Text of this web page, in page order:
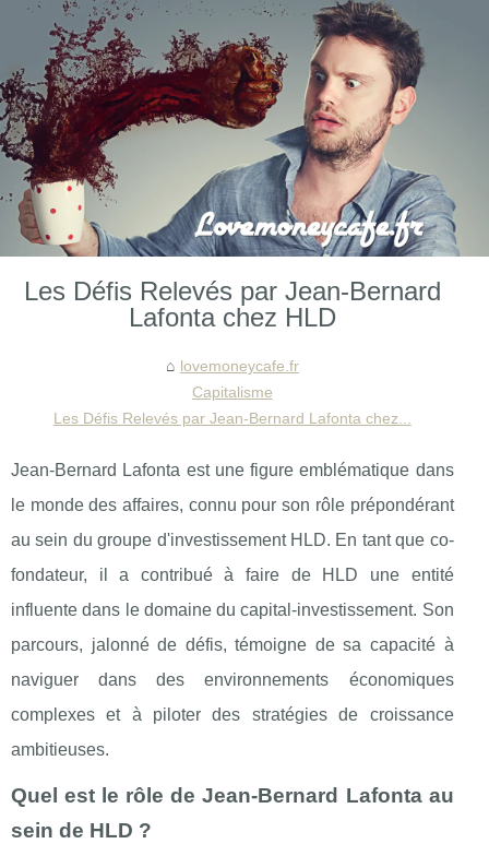
Les Défis Relevés par Jean-Bernard
Lafonta chez HLD
lovemoneycafe.fr
Capitalisme
Les Défis Relevés par Jean-Bernard Lafonta chez...
Jean-Bernard Lafonta est une figure emblématique dans
le monde des affaires, connu pour son rôle prépondérant
au sein du groupe d'investissement HLD. En tant que co-
fondateur, il a contribué à faire de HLD une entité
influente dans le domaine du capital-investissement. Son
parcours, jalonné de défis, témoigne de sa capacité à
naviguer dans des environnements économiques
complexes et à piloter des stratégies de croissance
ambitieuses.
Quel est le rôle de Jean-Bernard Lafonta au
sein de HLD ?